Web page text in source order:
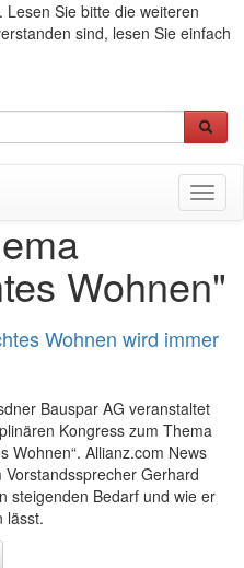
Sie bitte die weiteren
sind, lesen Sie einfach
Wohnen"
Wohnen wird immer
Bauspar AG veranstaltet
Kongress zum Thema
Wohnen“. Allianz.com News
Gerhard
steigenden Bedarf und wie er
lässt.